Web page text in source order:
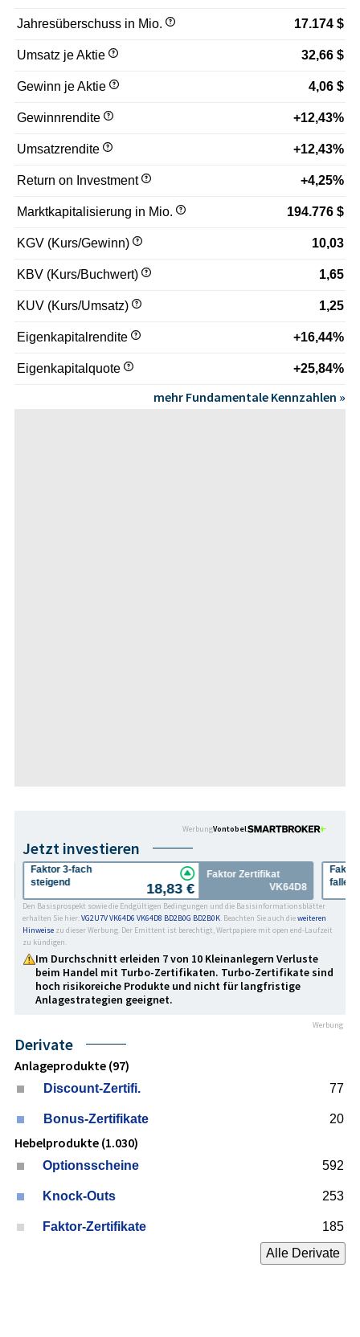
Jahresüberschuss in Mio. 17.174 $
Umsatz je Aktie 32,66 $
Gewinn je Aktie 4,06 $
Gewinnrendite +12,43%
Umsatzrendite +12,43%
Return on Investment +4,25%
Marktkapitalisierung in Mio. 194.776 $
KGV (Kurs/Gewinn) 10,03
KBV (Kurs/Buchwert) 1,65
KUV (Kurs/Umsatz) 1,25
Eigenkapitalrendite +16,44%
Eigenkapitalquote +25,84%
mehr Fundamentale Kennzahlen »
WerbungVontobel
Jetzt investieren
Faktor 3-fach
steigend
18,83 €
Faktor Zertifikat
VK64D8
fallend
Den Basisprospekt sowie die Endgültigen Bedingungen und die Basisinformationsblätter
erhalten Sie hier:VG2U7VVK64D6 VK64D8 BD2B0G BD2B0K. Beachten Sie auch dieweiteren
Hinweise zu dieser Werbung. Der Emittent ist berechtigt, Wertpapiere mit open end-Laufzeit
zu kündigen.
Im Durchschnitt erleiden 7 von 10 Kleinanlegern Verluste
beim Handel mit Turbo-Zertifikaten. Turbo-Zertifikate sind
hoch risikoreiche Produkte und nicht für langfristige
Anlage­strategien geeignet.
Werbung
Derivate
Anlageprodukte (97)
Discount-Zertifi. 77
Bonus-Zertifikate 20
Hebelprodukte (1.030)
Optionsscheine 592
Knock-Outs 253
Faktor-Zertifikate 185